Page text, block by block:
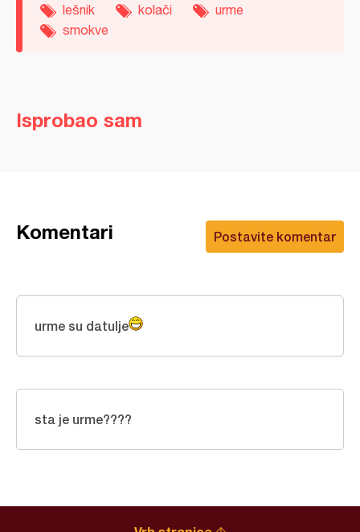
lešnik
kolači
urme
smokve
Isprobao sam
Postavite komentar
Komentari
urme su datulje
sta je urme????